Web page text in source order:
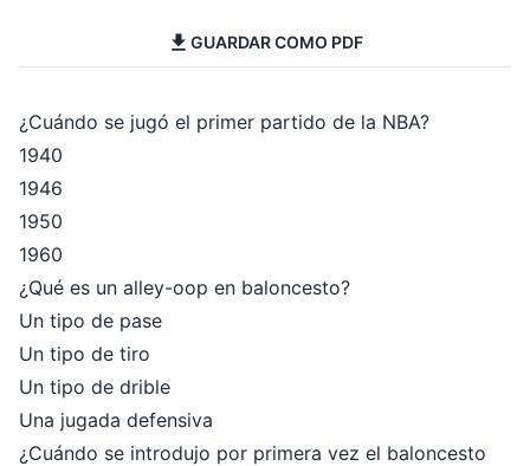
GUARDAR COMO PDF
¿Cuándo se jugó el primer partido de la NBA?
1940
1946
1950
1960
¿Qué es un alley-oop en baloncesto?
Un tipo de pase
Un tipo de tiro
Un tipo de drible
Una jugada defensiva
¿Cuándo se introdujo por primera vez el baloncesto